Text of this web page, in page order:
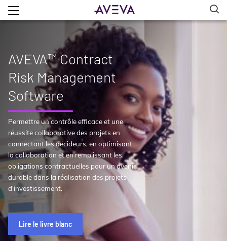
AVEVA™ Contract
Risk Management
Software
Permettre un contrôle efficace et une
réussite collaborative des projets en
connectant les décideurs, en optimisant
la collaboration et en remplissant les
obligations contractuelles pour un avenir
durable dans la réalisation des projets
d'investissement.
Lire le livre blanc